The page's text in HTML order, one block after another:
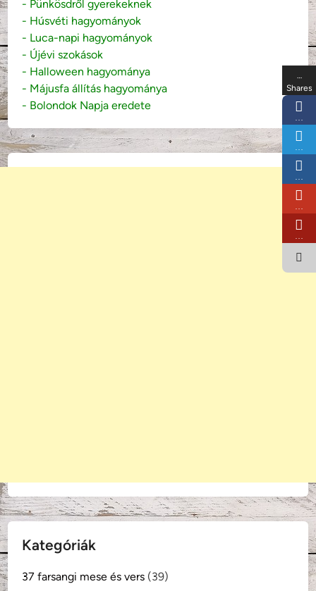
- Pünkösdről gyerekeknek
- Húsvéti hagyományok
- Luca-napi hagyományok
- Újévi szokások
- Halloween hagyománya
- Májusfa állítás hagyománya
- Bolondok Napja eredete
Kategóriák
37 farsangi mese és vers (39)
…
Shares
…
…
…
…
…